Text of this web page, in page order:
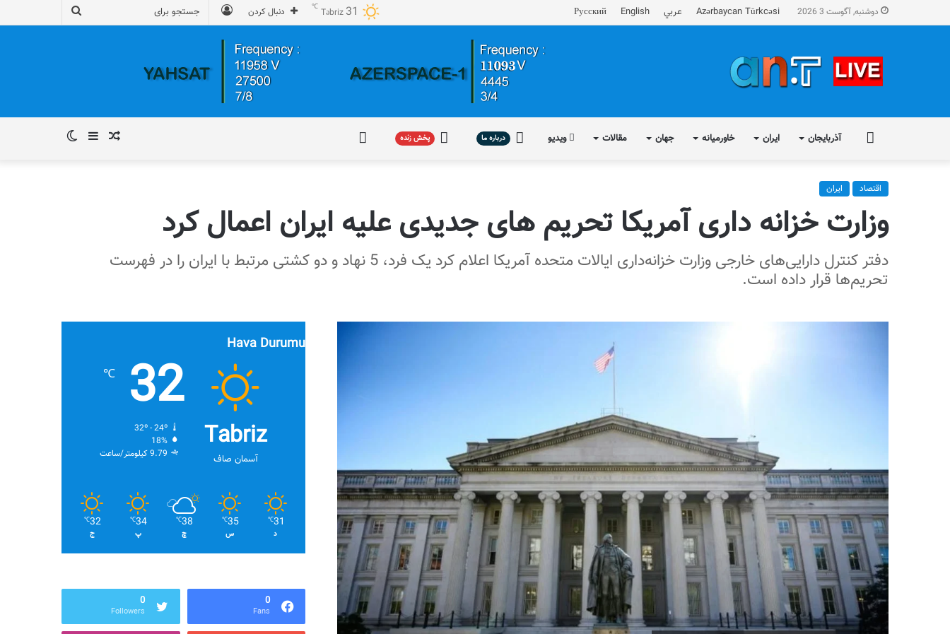
دوشنبه, آگوست 3 2026 Azərbaycan Türkcəsi عربي English
Русский دنبال کردن Təbriz31
℃
آذربایجان ایران خاورمیانه جهان مقالات ویدیو درباره
درباره ما پخش
پخش زنده سایدبار نوشته
اقتصاد ایران
وزارت خزانه داری آمریکا تحریم های جدیدی علیه ایران اعمال کرد
دفتر کنترل دارایی‌های خارجی وزارت خزانه‌داری ایالات متحده آمریکا اعلام کرد یک فرد، 5 نهاد و دو کشتی مرتبط با ایران را در فهرست
تحریم‌ها قرار داده است.
Hava Durumu
Tabriz
آسمان صاف
32
℃
32º - 24º
18%
9.79 کیلومتر/ساعت
31
℃
د
35
℃
س
38
℃
چ
34
℃
پ
32
℃
ج
0
Fans
0
Followers